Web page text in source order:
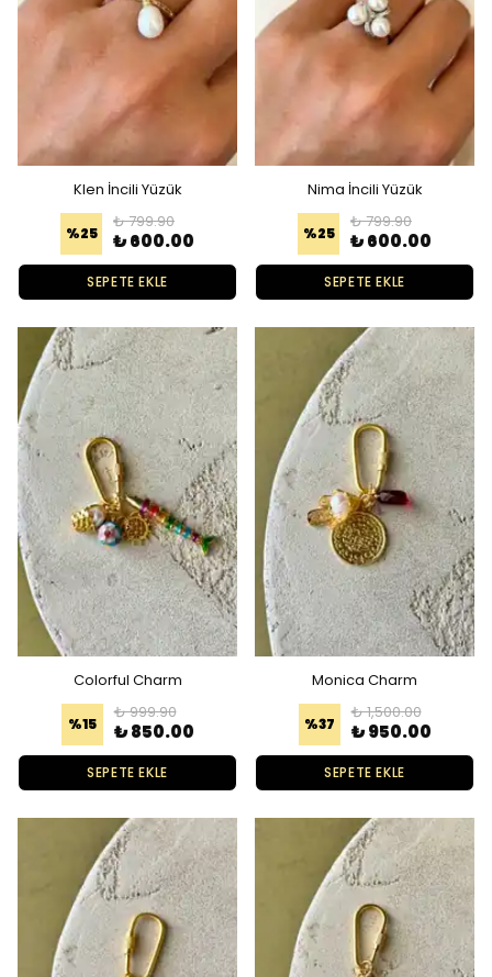
Klen İncili Yüzük
%25
₺ 799.90
₺ 600.00
SEPETE EKLE
Nima İncili Yüzük
%25
₺ 799.90
₺ 600.00
SEPETE EKLE
Colorful Charm
%15
₺ 999.90
₺ 850.00
SEPETE EKLE
Monica Charm
%37
₺ 1,500.00
₺ 950.00
SEPETE EKLE